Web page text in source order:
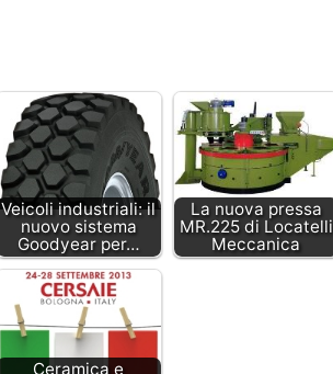
Veicoli industriali: il
nuovo sistema
Goodyear per…
La nuova pressa
MR.225 di Locatelli
Meccanica
Ceramica e